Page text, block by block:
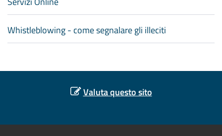
Whistleblowing - come segnalare gli illeciti
Valuta questo sito